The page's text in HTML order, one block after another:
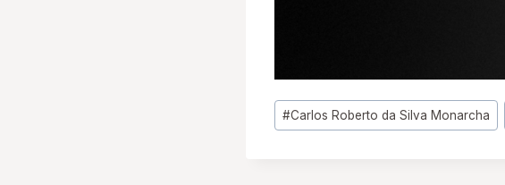
Tags
do
#Carlos Roberto da Silva Monarcha